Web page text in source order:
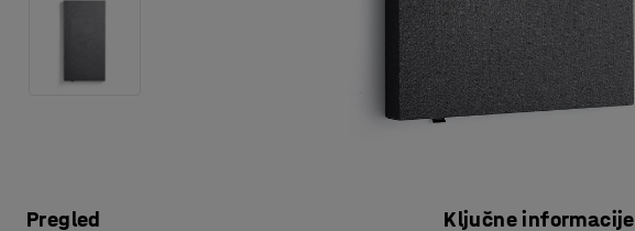
Pregled Ključne informacije